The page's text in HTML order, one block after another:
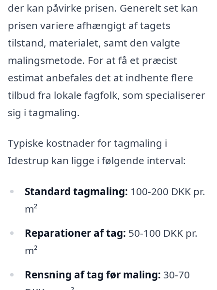
der kan påvirke prisen. Generelt set kan
prisen variere afhængigt af tagets
tilstand, materialet, samt den valgte
malingsmetode. For at få et præcist
estimat anbefales det at indhente flere
tilbud fra lokale fagfolk, som specialiserer
sig i tagmaling.
Typiske kostnader for tagmaling i
Idestrup kan ligge i følgende interval:
Standard tagmaling: 100-200 DKK pr.
m²
Reparationer af tag: 50-100 DKK pr.
m²
Rensning af tag før maling: 30-70